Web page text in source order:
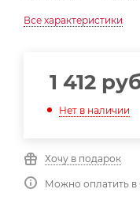
Все характеристики
1 412
Нет в наличии
Хочу в подарок
Можно оплатить